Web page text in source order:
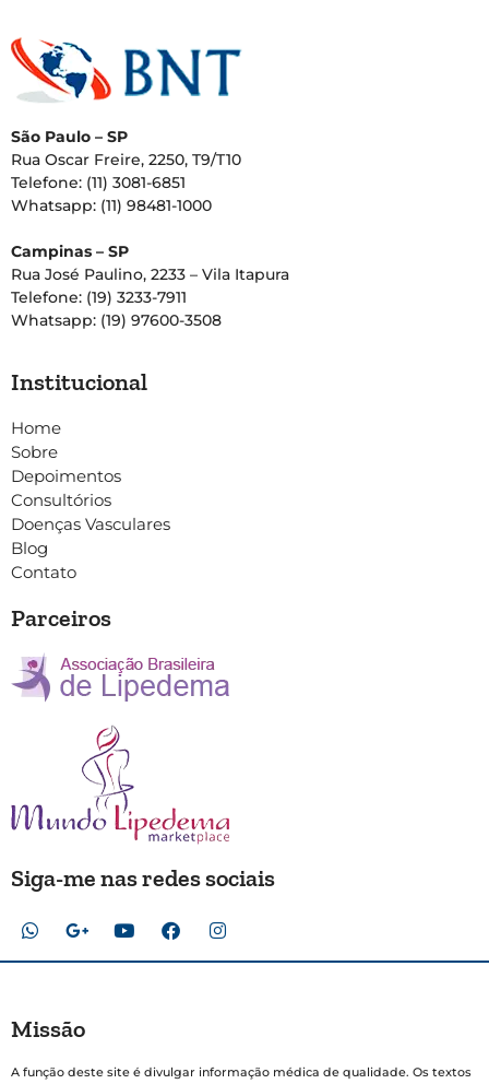
São Paulo – SP
Rua Oscar Freire, 2250, T9/T10
Telefone: (11) 3081-6851
Whatsapp: (11) 98481-1000
Campinas – SP
Rua José Paulino, 2233 – Vila Itapura
Telefone: (19) 3233-7911
Whatsapp: (19) 97600-3508
Institucional
Home
Sobre
Depoimentos
Consultórios
Doenças Vasculares
Blog
Contato
Parceiros
Siga-me nas redes sociais
Missão
A função deste site é divulgar informação médica de qualidade. Os textos